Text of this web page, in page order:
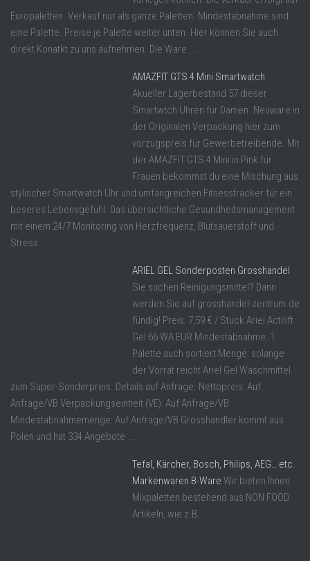
Europaletten. Verkauf nur als ganze Paletten. Mindestabnahme sind
eine Palette. Preise je Palette weiter unten. Hier können Sie auch
direkt Konatkt zu uns aufnehmen. Die Ware ...
AMAZFIT GTS 4 Mini Smartwatch
Akueller Lagerbestand 57 dieser
Smartwtch Uhren für Damen. Neuware in
der Originalen Verpackung hier zum
vorzugspreis für Gewerbetreibende. Mit
der AMAZFIT GTS 4 Mini in Pink für
Frauen bekommst du eine Mischung aus
stylischer Smartwatch Uhr und umfangreichen Fitnesstracker für ein
beseres Lebensgefühl. Das übersichtliche Gesundheitsmanagement
mit einem 24/7 Monitoring von Herzfrequenz, Blutsauerstoff und
Stress ...
ARIEL GEL Sonderposten Grosshandel
Sie suchen Reinigungsmittel? Dann
werden Sie auf grosshandel-zentrum.de
fündig! Preis: 7,59 € / Stück Ariel Actilift
Gel 66 WA EUR Mindestabnahme: 1
Palette auch sortiert Menge: solange
der Vorrat reicht Ariel Gel Waschmittel
zum Super-Sonderpreis. Details auf Anfrage. Nettopreis: Auf
Anfrage/VB Verpackungseinheit (VE): Auf Anfrage/VB
Mindestabnahmemenge: Auf Anfrage/VB Grosshändler kommt aus
Polen und hat 334 Angebote ...
Tefal, Kärcher, Bosch, Philips, AEG… etc.
Markenwaren B-Ware Wir bieten Ihnen
Mixpaletten bestehend aus NON FOOD
Artikeln, wie z.B.: